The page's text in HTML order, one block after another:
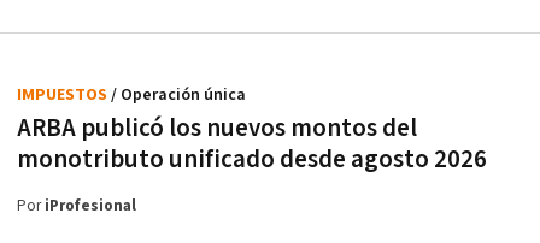
ARBA publicó los nuevos montos del
monotributo unificado desde agosto 2026
IMPUESTOS / Operación única
PoriProfesional